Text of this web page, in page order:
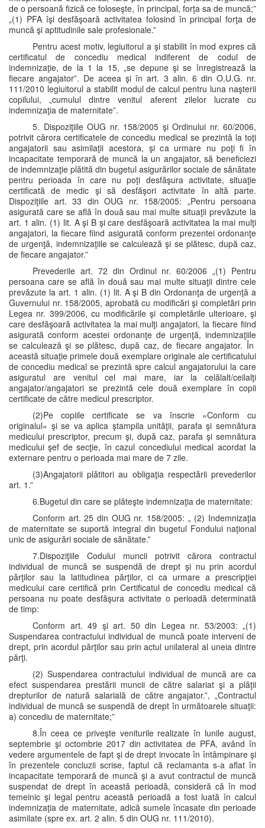
de o persoană fizică ce foloseşte, în principal, forţa sa de muncă;”
„(1) PFA îşi desfăşoară activitatea folosind în principal forţa de
muncă şi aptitudinile sale profesionale.”
Pentru acest motiv, legiuitorul a şi stabilit în mod expres că
certificatul de concediu medical indiferent de codul de
indemnizaţie, de la 1 la 15, „se depune şi se înregistrează la
fiecare angajator”. De aceea şi în art. 3 alin. 6 din O.U.G. nr.
111/2010 legiuitorul a stabilit modul de calcul pentru luna naşterii
copilului, „cumulul dintre venitul aferent zilelor lucrate cu
indemnizaţia de maternitate”.
5. Dispoziţiile OUG nr. 158/2005 şi Ordinului nr. 60/2006,
potrivit cărora certificatele de concediu medical se prezintă la toţi
angajatorii sau asimilaţii acestora, şi ca urmare nu poţi fi în
incapacitate temporară de muncă la un angajator, să beneficiezi
de indemnizaţie plătită din bugetul asigurărilor sociale de sănătate
pentru perioada în care nu poţi desfăşura activitate, situaţie
certificată de medic şi să desfăşori activitate în altă parte.
Dispoziţiile art. 33 din OUG nr. 158/2005: „Pentru persoana
asigurată care se află în două sau mai multe situaţii prevăzute la
art. 1 alin. (1) lit. A şi B şi care desfăşoară activitatea la mai mulţi
angajatori, la fiecare fiind asigurată conform prezentei ordonanţe
de urgenţă, indemnizaţiile se calculează şi se plătesc, după caz,
de fiecare angajator.”
Prevederile art. 72 din Ordinul nr. 60/2006 „(1) Pentru
persoana care se află în două sau mai multe situaţii dintre cele
prevăzute la art. 1 alin. (1) lit. A şi B din Ordonanţa de urgenţă a
Guvernului nr. 158/2005, aprobată cu modificări şi completări prin
Legea nr. 399/2006, cu modificările şi completările ulterioare, şi
care desfăşoară activitatea la mai mulţi angajatori, la fiecare fiind
asigurată conform acestei ordonanţe de urgenţă, indemnizaţiile
se calculează şi se plătesc, după caz, de fiecare angajator. În
această situaţie primele două exemplare originale ale certificatului
de concediu medical se prezintă spre calcul angajatorului la care
asiguratul are venitul cel mai mare, iar la celălalt/ceilalţi
angajator/angajatori se prezintă cele două exemplare în copii
certificate de către medicul prescriptor.
(2)Pe copiile certificate se va înscrie «Conform cu
originalul» şi se va aplica ştampila unităţii, parafa şi semnătura
medicului prescriptor, precum şi, după caz, parafa şi semnătura
medicului şef de secţie, în cazul concediului medical acordat la
externare pentru o perioada mai mare de 7 zile.
(3)Angajatorii plătitori au obligaţia respectării prevederilor
art. 1.”
6.Bugetul din care se plăteşte indemnizaţia de maternitate:
Conform art. 25 din OUG nr. 158/2005: „ (2) Indemnizaţia
de maternitate se suportă integral din bugetul Fondului naţional
unic de asigurări sociale de sănătate.”
7.Dispoziţiile Codului muncii potrivit cărora contractul
individual de muncă se suspendă de drept şi nu prin acordul
părţilor sau la latitudinea părţilor, ci ca urmare a prescripţiei
medicului care certifică prin Certificatul de concediu medical că
persoana nu poate desfăşura activitate o perioadă determinată
de timp:
Conform art. 49 şi art. 50 din Legea nr. 53/2003: „(1)
Suspendarea contractului individual de muncă poate interveni de
drept, prin acordul părţilor sau prin actul unilateral al uneia dintre
părţi.
(2) Suspendarea contractului individual de muncă are ca
efect suspendarea prestării muncii de către salariat şi a plăţii
drepturilor de natură salarială de către angajator.”, „Contractul
individual de muncă se suspendă de drept în următoarele situaţii:
a) concediu de maternitate;”
8.În ceea ce priveşte veniturile realizate în lunile august,
septembrie şi octombrie 2017 din activitatea de PFA, având în
vedere argumentele de fapt şi de drept invocate în întâmpinare şi
în prezentele concluzii scrise, faptul că reclamanta s-a aflat în
incapacitate temporară de muncă şi a avut contractul de muncă
suspendat de drept în această perioadă, consideră că în mod
temeinic şi legal pentru această perioadă a fost luată în calcul
indemnizaţia de maternitate, adică sumele încasate din perioade
asimilate (spre ex. art. 2 alin. 5 din OUG nr. 111/2010).